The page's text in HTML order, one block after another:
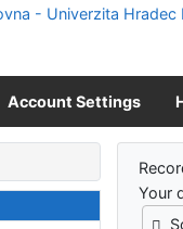
Account Settings
Your